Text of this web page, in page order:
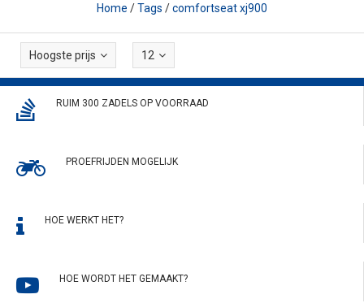
Home /Tags /comfortseat xj900
Hoogste prijs 12
RUIM 300 ZADELS OP VOORRAAD
PROEFRIJDEN MOGELIJK
HOE WERKT HET?
HOE WORDT HET GEMAAKT?